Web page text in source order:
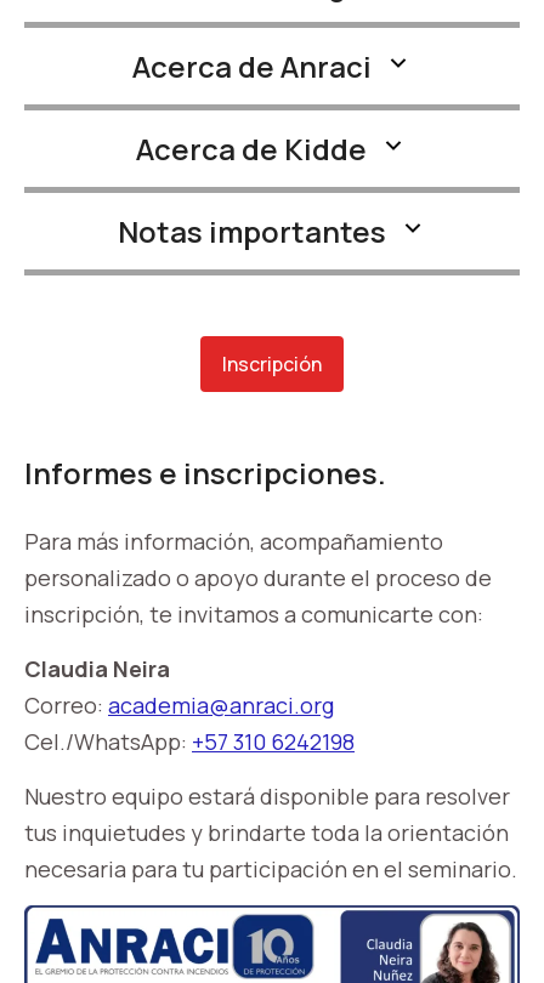
Acerca de Anraci
Acerca de Kidde
Notas importantes
Inscripción
Informes e inscripciones.
Para más información, acompañamiento
personalizado o apoyo durante el proceso de
inscripción, te invitamos a comunicarte con:
Claudia Neira
Correo: academia@anraci.org
Cel./WhatsApp: +57 310 6242198
Nuestro equipo estará disponible para resolver
tus inquietudes y brindarte toda la orientación
necesaria para tu participación en el seminario.